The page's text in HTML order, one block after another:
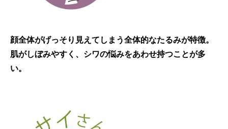
顔全体がげっそり見えてしまう全体的なたるみが特徴。
肌がしぼみやすく、シワの悩みをあわせ持つことが多
い。